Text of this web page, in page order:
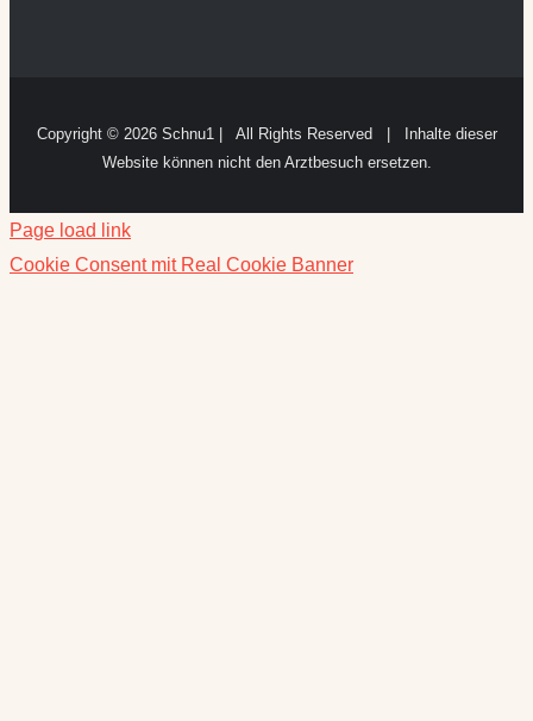
Copyright © 2026 Schnu1 | All Rights Reserved | Inhalte dieser
Website können nicht den Arztbesuch ersetzen.
Page load link
Cookie Consent mit Real Cookie Banner